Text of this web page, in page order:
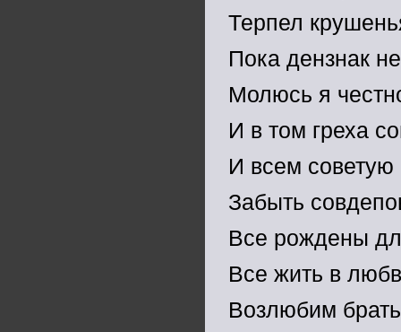
Терпел
Пока дензнак
Молюсь я
И в том греха
И всем советую
Забыть
Все рождены
Все жить в
Возлюбим